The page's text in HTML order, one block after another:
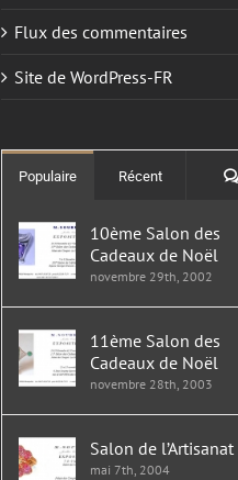
Flux des commentaires
Site de WordPress-FR
Populaire Récent
10ème Salon des
Cadeaux de Noël
novembre 29th, 2002
11ème Salon des
Cadeaux de Noël
novembre 28th, 2003
Salon de l’Artisanat
mai 7th, 2004